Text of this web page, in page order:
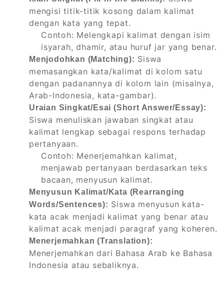
mengisi titik-titik kosong dalam kalimat
dengan kata yang tepat.
Contoh: Melengkapi kalimat dengan isim
isyarah, dhamir, atau huruf jar yang benar.
Menjodohkan (Matching): Siswa
memasangkan kata/kalimat di kolom satu
dengan padanannya di kolom lain (misalnya,
Arab-Indonesia, kata-gambar).
Uraian Singkat/Esai (Short Answer/Essay):
Siswa menuliskan jawaban singkat atau
kalimat lengkap sebagai respons terhadap
pertanyaan.
Contoh: Menerjemahkan kalimat,
menjawab pertanyaan berdasarkan teks
bacaan, menyusun kalimat.
Menyusun Kalimat/Kata (Rearranging
Words/Sentences): Siswa menyusun kata-
kata acak menjadi kalimat yang benar atau
kalimat acak menjadi paragraf yang koheren.
Menerjemahkan (Translation):
Menerjemahkan dari Bahasa Arab ke Bahasa
Indonesia atau sebaliknya.